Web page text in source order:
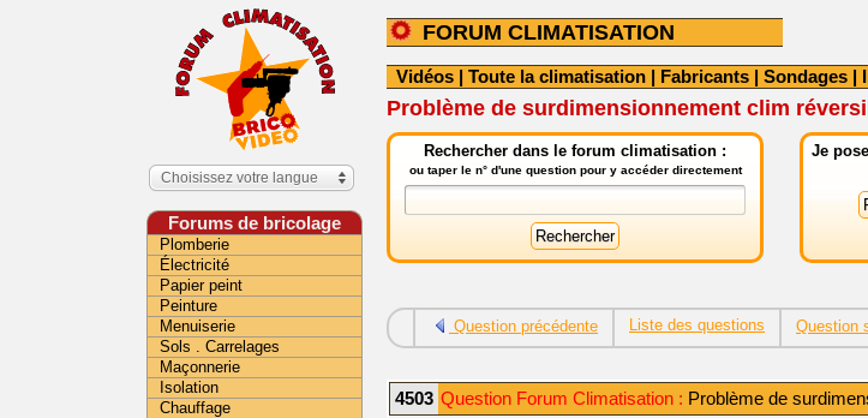
FORUM CLIMATISATION
Vidéos | Toute la climatisation | Fabricants | Sondages |
Problème de surdimensionnement clim
Rechercher dans le forum climatisation :
ou taper le n° d'une question pour y accéder directement
Je
Question précédente Liste des questions Question
4503 Question Forum Climatisation : Problème de
Choisissez votre langue
Forums de bricolage
Plomberie
Électricité
Papier peint
Peinture
Menuiserie
Sols . Carrelages
Maçonnerie
Isolation
Chauffage